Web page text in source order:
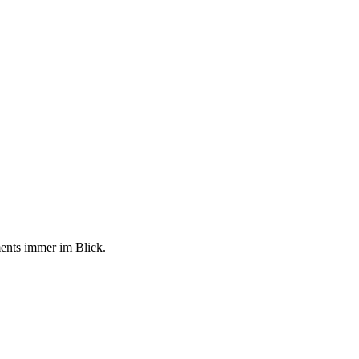
immer im Blick.